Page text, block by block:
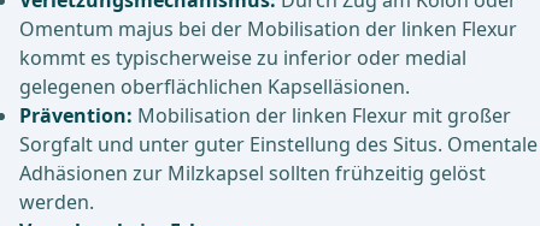
Omentum majus bei der Mobilisation der linken Flexur
kommt es typischerweise zu inferior oder medial
gelegenen oberflächlichen Kapselläsionen.
Prävention: Mobilisation der linken Flexur mit großer
Sorgfalt und unter guter Einstellung des Situs. Omentale
Adhäsionen zur Milzkapsel sollten frühzeitig gelöst
werden.